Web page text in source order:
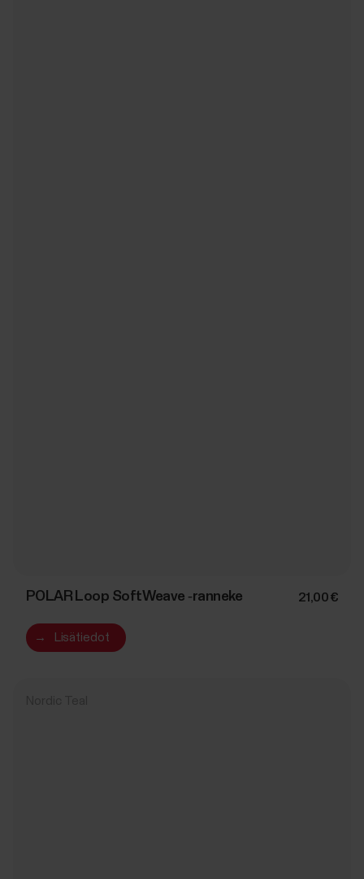
POLAR Loop SoftWeave ‑ranneke 21,00 €
→ Lisätiedot